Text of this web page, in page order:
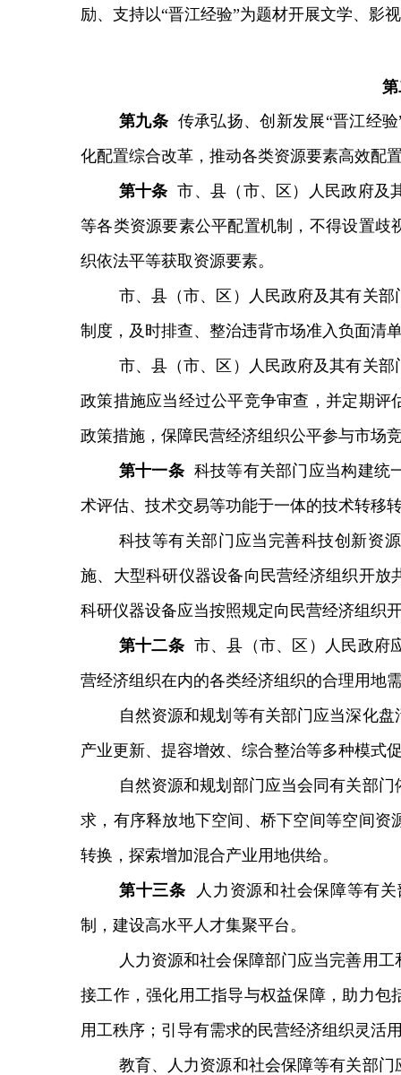
励、支持以“晋江经验”为题材开展文学、影
第九条 传承弘扬、创新发展“晋江经
化配置综合改革，推动各类资源要素高效配
第十条市、县（市、区）人民政府及
等各类资源要素公平配置机制，不得设置
织依法平等获取资源要素。
市、县（市、区）人民政府及其有关
制度，及时排查、整治违背市场准入负面清
市、县（市、区）人民政府及其有关
政策措施应当经过公平竞争审查，并定期
政策措施，保障民营经济组织公平参与市场
第十一条 科技等有关部门应当构建统
术评估、技术交易等功能于一体的技术转移
科技等有关部门应当完善科技创新资
施、大型科研仪器设备向民营经济组织开
科研仪器设备应当按照规定向民营经济组织
第十二条 市、县（市、区）人民政府
营经济组织在内的各类经济组织的合理用地
自然资源和规划等有关部门应当深化
产业更新、提容增效、综合整治等多种模式
自然资源和规划部门应当会同有关部
求，有序释放地下空间、桥下空间等空间
转换，探索增加混合产业用地供给。
第十三条
人力资源和社会保障等有
制，建设高水平人才集聚平台。
人力资源和社会保障部门应当完善用
接工作，强化用工指导与权益保障，助力
用工秩序；引导有需求的民营经济组织灵活
教育、人力资源和社会保障等有关部